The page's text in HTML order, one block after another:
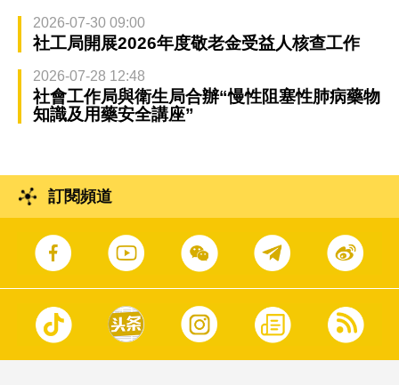
2026-07-30 09:00
社工局開展2026年度敬老金受益人核查工作
2026-07-28 12:48
社會工作局與衛生局合辦“慢性阻塞性肺病藥物
知識及用藥安全講座”
訂閱頻道